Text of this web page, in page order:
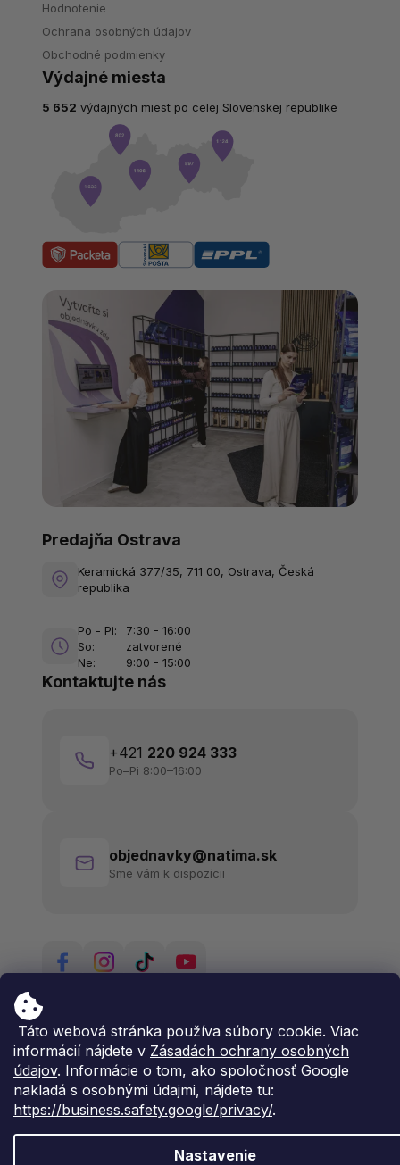
Táto webová stránka používa súbory cookie. Viac
informácií nájdete v Zásadách ochrany osobných
údajov. Informácie o tom, ako spoločnosť Google
nakladá s osobnými údajmi, nájdete tu:
https://business.safety.google/privacy/.
Nastavenie
Hodnotenie
Ochrana osobných údajov
Obchodné podmienky
Kontaktujte nás
+421 220 924 333
Po–Pi 8:00–16:00
objednavky@natima.sk
Sme vám k dispozícii
Predajňa Ostrava
Keramická 377/35, 711 00, Ostrava, Česká
republika
Po - Pi:
7:30 - 16:00
So:
zatvorené
Ne:
9:00 - 15:00
Výdajné miesta
5 652 výdajných miest po celej Slovenskej republike